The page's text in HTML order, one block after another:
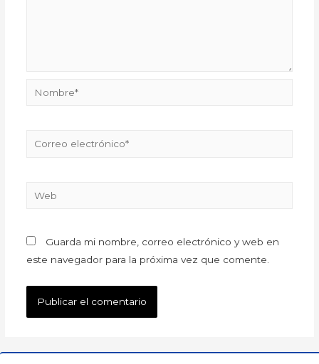
Guarda mi nombre, correo electrónico y web en
este navegador para la próxima vez que comente.